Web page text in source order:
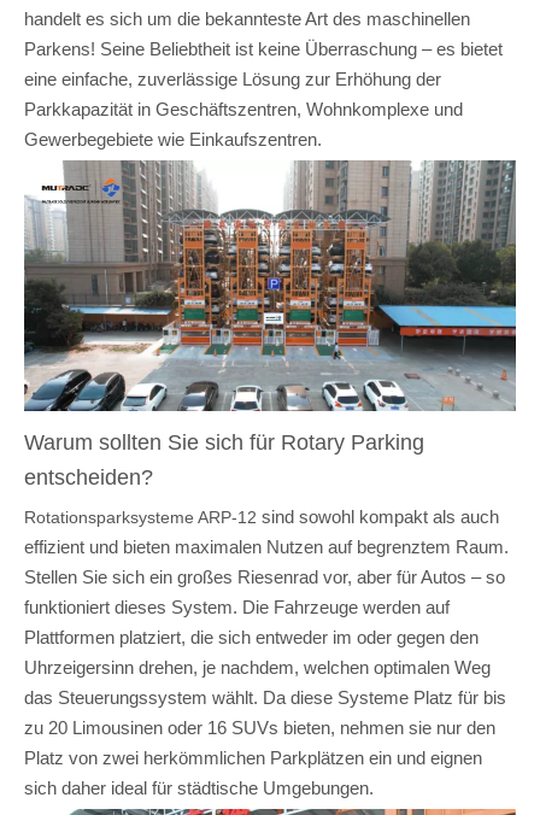
handelt es sich um die bekannteste Art des maschinellen
Parkens! Seine Beliebtheit ist keine Überraschung – es bietet
eine einfache, zuverlässige Lösung zur Erhöhung der
Parkkapazität in Geschäftszentren, Wohnkomplexe und
Gewerbegebiete wie Einkaufszentren.
Warum sollten Sie sich für Rotary Parking
entscheiden?
Rotationsparksysteme ARP-12 sind sowohl kompakt als auch
effizient und bieten maximalen Nutzen auf begrenztem Raum.
Stellen Sie sich ein großes Riesenrad vor, aber für Autos – so
funktioniert dieses System. Die Fahrzeuge werden auf
Plattformen platziert, die sich entweder im oder gegen den
Uhrzeigersinn drehen, je nachdem, welchen optimalen Weg
das Steuerungssystem wählt. Da diese Systeme Platz für bis
zu 20 Limousinen oder 16 SUVs bieten, nehmen sie nur den
Platz von zwei herkömmlichen Parkplätzen ein und eignen
sich daher ideal für städtische Umgebungen.